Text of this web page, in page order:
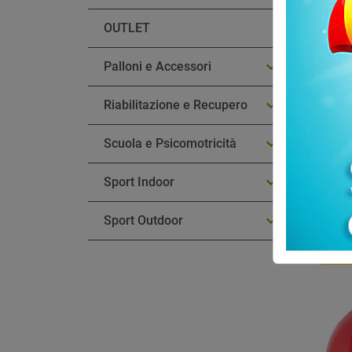
OUTLET
Palloni e Accessori 
Riabilitazione e Recupero 
Scuola e Psicomotricità 
Sport Indoor 
Sport Outdoor 
Set di
Gymnic